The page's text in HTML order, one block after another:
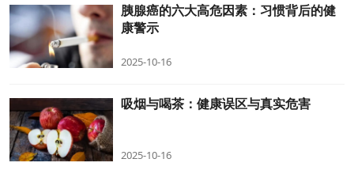
胰腺癌的六大高危因素：习惯背后的健
康警示
2025-10-16
吸烟与喝茶：健康误区与真实危害
2025-10-16